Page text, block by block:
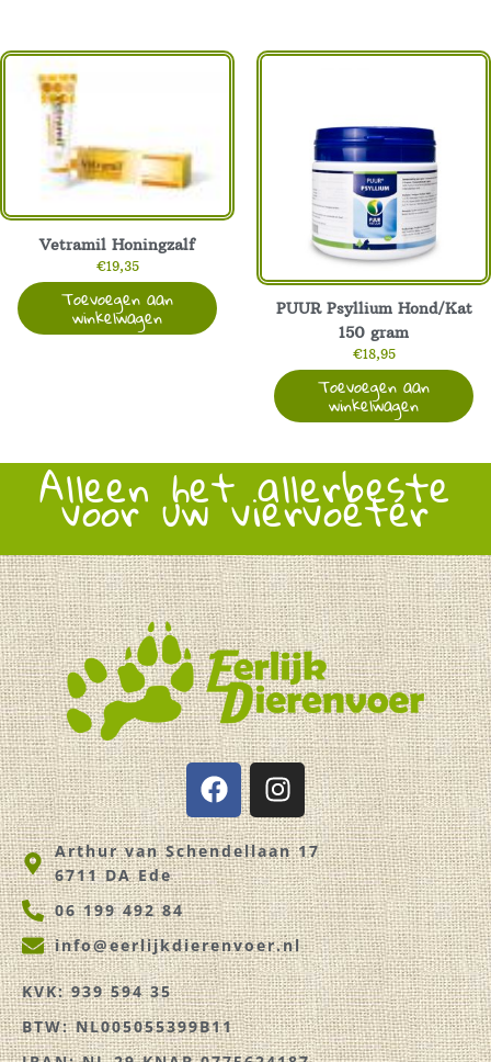
Vetramil Honingzalf
€19,35
Toevoegen aan
winkelwagen
PUUR Psyllium Hond/Kat
150 gram
€18,95
Toevoegen aan
winkelwagen
Alleen het allerbeste
voor uw viervoeter
F
a
c
e
b
o
o
k
I
n
s
t
a
g
r
a
m
Arthur van Schendellaan 17
6711 DA Ede
06 199 492 84
info@eerlijkdierenvoer.nl
KVK: 939 594 35
BTW: NL005055399B11